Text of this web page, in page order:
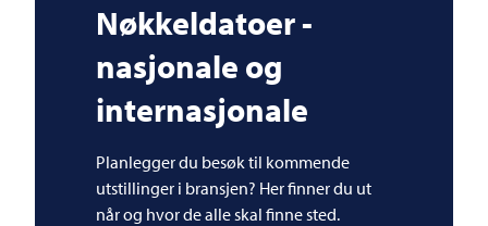
Nøkkeldatoer -
nasjonale og
internasjonale
Planlegger du besøk til kommende
utstillinger i bransjen? Her finner du ut
når og hvor de alle skal finne sted.